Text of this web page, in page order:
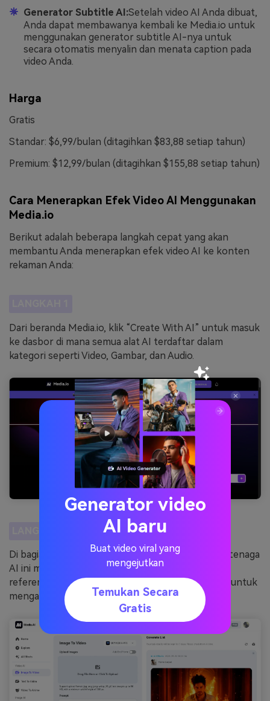
Generator Subtitle AI:Setelah video AI Anda dibuat,
Anda dapat membawanya kembali ke Media.io untuk
menggunakan generator subtitle AI-nya untuk
secara otomatis menyalin dan menata caption pada
video Anda.
Harga
Gratis
Standar: $6,99/bulan (ditagihkan $83,88 setiap tahun)
Premium: $12,99/bulan (ditagihkan $155,88 setiap tahun)
Cara Menerapkan Efek Video AI Menggunakan
Media.io
Berikut adalah beberapa langkah cepat yang akan
membantu Anda menerapkan efek video AI ke konten
rekaman Anda:
Dari beranda Media.io, klik “Create With AI” untuk masuk
ke dasbor di mana semua alat AI terdaftar dalam
kategori seperti Video, Gambar, dan Audio.
Di bagian Video AI, klik “Image to Video.” Fitur bertenaga
AI ini memungkinkan Anda mengunggah gambar
referensi diri Anda dan menulis prompt terperinci untuk
menganimasikannya.
Generator video
AI baru
Buat video viral yang
mengejutkan
Temukan Secara
Gratis